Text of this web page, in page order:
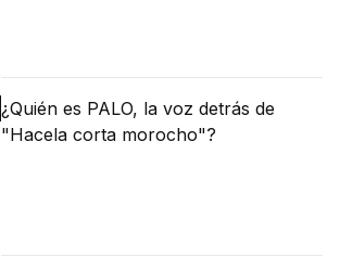
¿Quién es PALO, la voz detrás de
"Hacela corta morocho"?